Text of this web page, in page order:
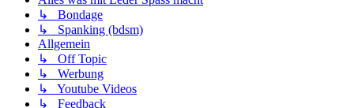
↳ Bondage
↳ Spanking (bdsm)
Allgemein
↳ Off Topic
↳ Werbung
↳ Youtube Videos
↳ Feedback